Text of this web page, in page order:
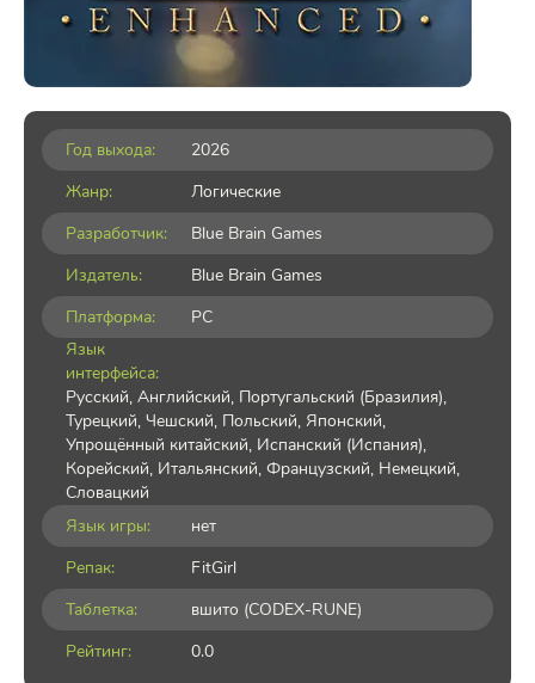
Год выхода:
2026
Жанр:
Логические
Разработчик:
Blue Brain Games
Издатель:
Blue Brain Games
Платформа:
PC
Язык
интерфейса:
Русский, Английский, Португальский (Бразилия),
Турецкий, Чешский, Польский, Японский,
Упрощённый китайский, Испанский (Испания),
Корейский, Итальянский, Французский, Немецкий,
Словацкий
Язык игры:
нет
Репак:
FitGirl
Таблетка:
вшито (CODEX-RUNE)
Рейтинг:
0.0